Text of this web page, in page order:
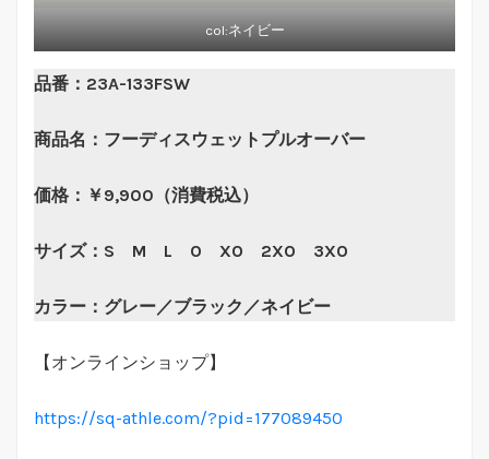
col:ネイビー
品番：23A-133FSW
商品名：フーディスウェットプルオーバー
価格：￥9,900（消費税込）
サイズ：S M L O XO 2XO 3XO
カラー：グレー／ブラック／ネイビー
【オンラインショップ】
https://sq-athle.com/?pid=177089450